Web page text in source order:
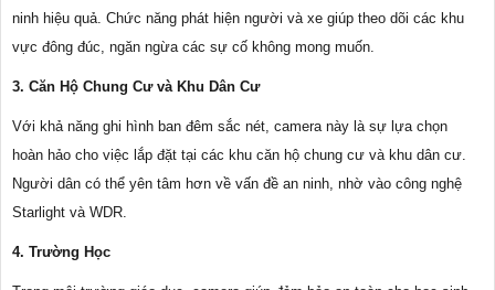
ninh hiệu quả. Chức năng phát hiện người và xe giúp theo dõi các khu
vực đông đúc, ngăn ngừa các sự cố không mong muốn.
3. Căn Hộ Chung Cư và Khu Dân Cư
Với khả năng ghi hình ban đêm sắc nét, camera này là sự lựa chọn
hoàn hảo cho việc lắp đặt tại các khu căn hộ chung cư và khu dân cư.
Người dân có thể yên tâm hơn về vấn đề an ninh, nhờ vào công nghệ
Starlight và WDR.
4. Trường Học